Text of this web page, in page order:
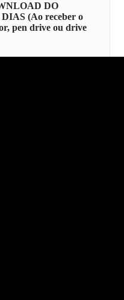
DO
(Ao receber o
pen drive ou drive